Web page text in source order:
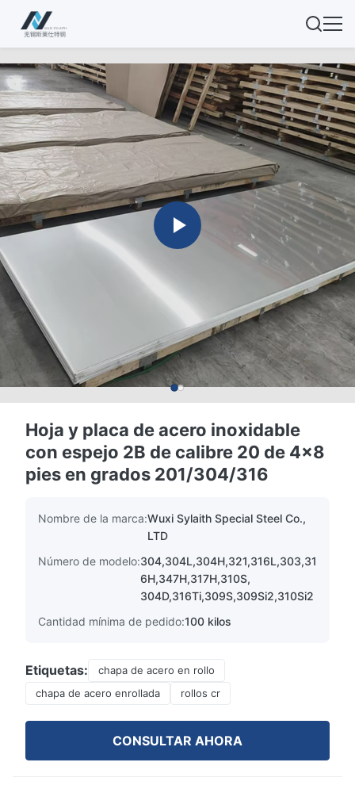
Hoja y placa de acero inoxidable
con espejo 2B de calibre 20 de 4x8
pies en grados 201/304/316
Nombre de la marca:Wuxi Sylaith Special Steel Co.,
LTD
Número de modelo:304,304L,304H,321,316L,303,31
6H,347H,317H,310S,
304D,316Ti,309S,309Si2,310Si2
Cantidad mínima de pedido:100 kilos
Etiquetas:
chapa de acero en rollo
chapa de acero enrollada
rollos cr
CONSULTAR AHORA